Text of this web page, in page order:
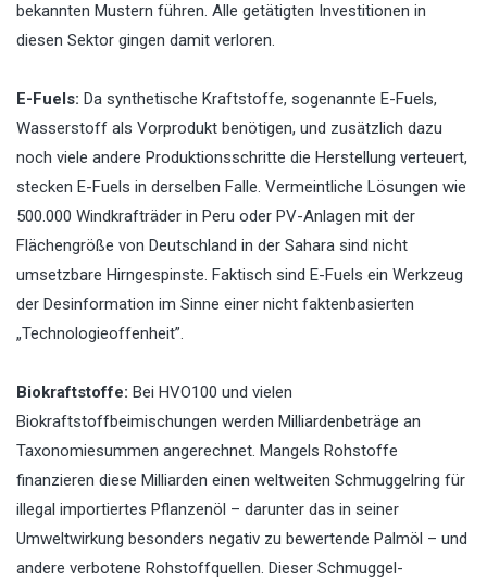
bekannten Mustern führen. Alle getätigten Investitionen in
diesen Sektor gingen damit verloren.
E-Fuels: Da synthetische Kraftstoffe, sogenannte E-Fuels,
Wasserstoff als Vorprodukt benötigen, und zusätzlich dazu
noch viele andere Produktionsschritte die Herstellung verteuert,
stecken E-Fuels in derselben Falle. Vermeintliche Lösungen wie
500.000 Windkrafträder in Peru oder PV-Anlagen mit der
Flächengröße von Deutschland in der Sahara sind nicht
umsetzbare Hirngespinste. Faktisch sind E-Fuels ein Werkzeug
der Desinformation im Sinne einer nicht faktenbasierten
„Technologieoffenheit”.
Biokraftstoffe: Bei HVO100 und vielen
Biokraftstoffbeimischungen werden Milliardenbeträge an
Taxonomiesummen angerechnet. Mangels Rohstoffe
finanzieren diese Milliarden einen weltweiten Schmuggelring für
illegal importiertes Pflanzenöl – darunter das in seiner
Umweltwirkung besonders negativ zu bewertende Palmöl – und
andere verbotene Rohstoffquellen. Dieser Schmuggel-